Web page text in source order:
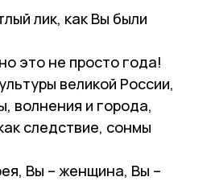
лик, как Вы были
это не просто года!
великой России,
волнения и города,
следствие, сонмы
Вы – женщина, Вы –